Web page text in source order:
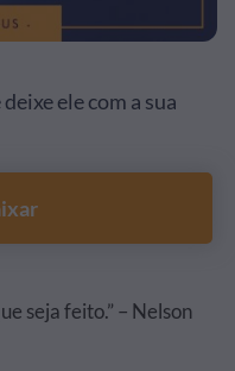
ele com a sua
seja feito.” – Nelson